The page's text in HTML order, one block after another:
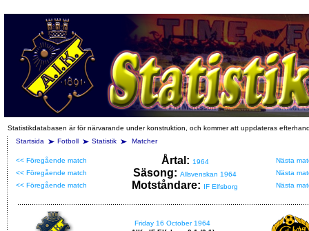
Statistikdatabasen är för närvarande under konstruktion, och kommer att uppdateras
Startsida
Fotboll Statistik Matcher
<< Föregående match Årtal: 1964
Nästa
<< Föregående match
Säsong: Allsvenskan 1964
Nästa
<< Föregående match
Motståndare: IF Elfsborg Nästa
Friday 16 October 1964